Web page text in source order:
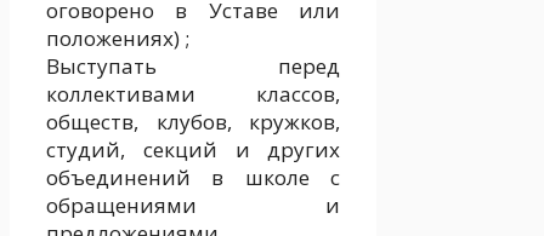
оговорено в Уставе или
положениях) ;
Выступать перед
коллективами классов,
обществ, клубов, кружков,
студий, секций и других
объединений в школе с
обращениями и